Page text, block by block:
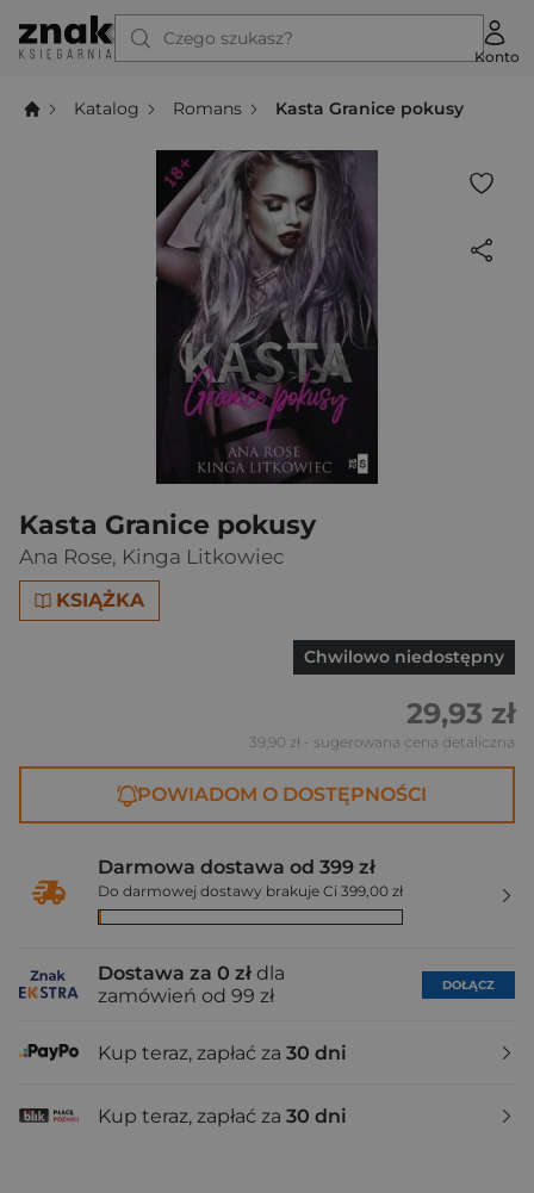
Czego szukasz?
Konto
Katalog Romans Kasta Granice pokusy
Kasta Granice pokusy
Ana Rose, Kinga Litkowiec
KSIĄŻKA
Chwilowo niedostępny
29,93 zł
39,90 zł - sugerowana cena detaliczna
POWIADOM O DOSTĘPNOŚCI
Darmowa dostawa od 399 zł
Do darmowej dostawy brakuje Ci 399,00 zł
Dostawa za 0 zł dla
zamówień od 99 zł
DOŁĄCZ
Kup teraz, zapłać za 30 dni
Kup teraz, zapłać za 30 dni